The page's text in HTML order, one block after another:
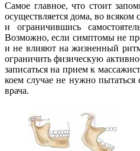
Самое главное, что стоит
осуществляется дома, во всяком
и ограничившись
Возможно, если симптомы не
и не влияют на жизненный ритм
ограничить физическую
записаться на прием к
коем случае не нужно
врача.